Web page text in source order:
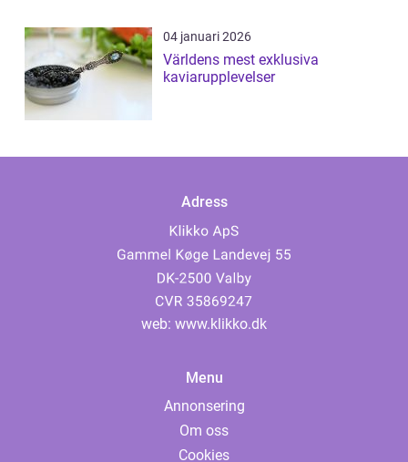
04 januari 2026
Världens mest exklusiva
kaviarupplevelser
Adress
web: www.klikko.dk
Menu
Annonsering
Om oss
Cookies